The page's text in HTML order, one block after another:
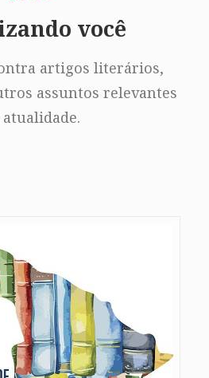
você
artigos literários,
assuntos relevantes
atualidade.